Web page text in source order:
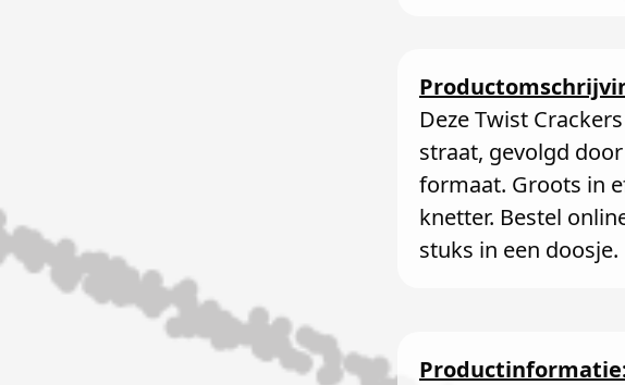
Deze Twist
straat, gevolgd
formaat. Groots in
knetter. Bestel
stuks in een doosje.